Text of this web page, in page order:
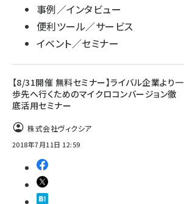
事例／インタビュー
便利ツール／サービス
イベント／セミナー
【8/31開催 無料セミナー】ライバル企業より一
歩先へ行くためのマイクロコンバージョン徹
底活用セミナー
株式会社ヴィクシア
2018年7月11日 12:59